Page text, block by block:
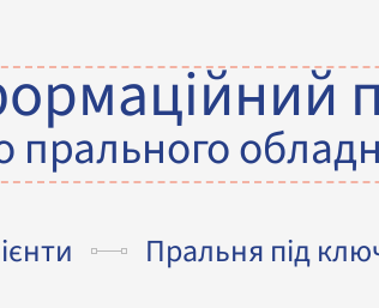
прального
Пральня під